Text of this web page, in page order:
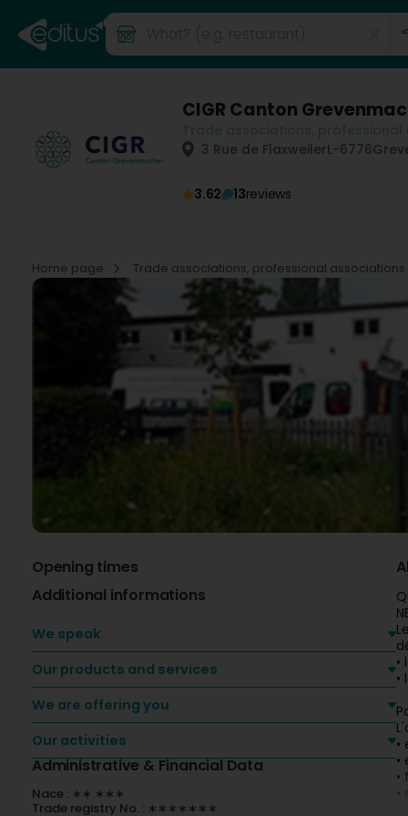
CIGR Canton
3 Rue de FlaxweilerL-6776
3.62 13reviews
Home page Trade associations, professional associations
Opening times
Additional informations
We speak
Our products and services
We are offering you
Our activities
Administrative & Financial Data
Nace : ∗∗.∗∗∗
Trade registry No. : ∗∗∗∗∗∗∗
•
•
•
•